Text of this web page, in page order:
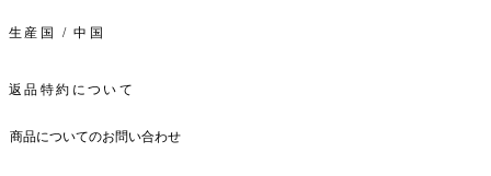
生産国 / 中国
返品特約について
商品についてのお問い合わせ